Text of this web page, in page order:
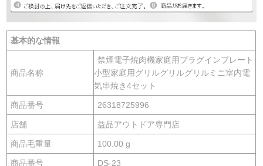
基本的な情報
商品名称
禁煙電子焼肉機家庭用プラグインプレート
小型家庭用グリルグリルグリルミニ室内電
気串焼き4セット
商品番号 26318725996
店舗 益品アウトドア専門店
商品毛重量 100.00 g
商品番号 DS-23